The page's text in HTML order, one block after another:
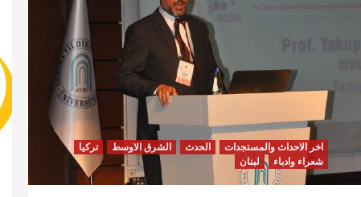
اخر الاحداث والمستجدات الحدث الشرق الاوسط
تركيا
شعراء وادباء
لبنان